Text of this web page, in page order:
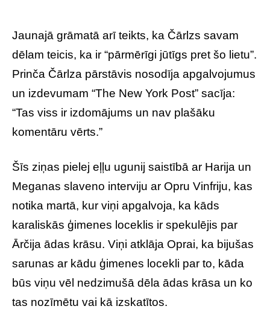
Jaunajā grāmatā arī teikts, ka Čārlzs savam
dēlam teicis, ka ir “pārmērīgi jūtīgs pret šo lietu”.
Prinča Čārlza pārstāvis nosodīja apgalvojumus
un izdevumam “The New York Post” sacīja:
“Tas viss ir izdomājums un nav plašāku
komentāru vērts.”
Šīs ziņas pielej eļļu ugunij saistībā ar Harija un
Meganas slaveno interviju ar Opru Vinfriju, kas
notika martā, kur viņi apgalvoja, ka kāds
karaliskās ģimenes loceklis ir spekulējis par
Ārčija ādas krāsu. Viņi atklāja Oprai, ka bijušas
sarunas ar kādu ģimenes locekli par to, kāda
būs viņu vēl nedzimušā dēla ādas krāsa un ko
tas nozīmētu vai kā izskatītos.